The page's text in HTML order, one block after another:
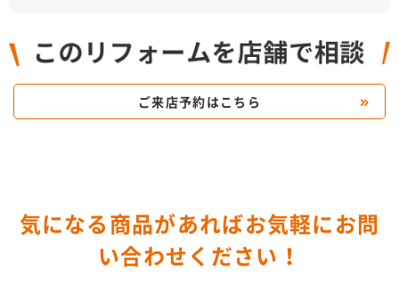
ご来店予約はこちら
気になる商品があればお気軽にお問
い合わせください！